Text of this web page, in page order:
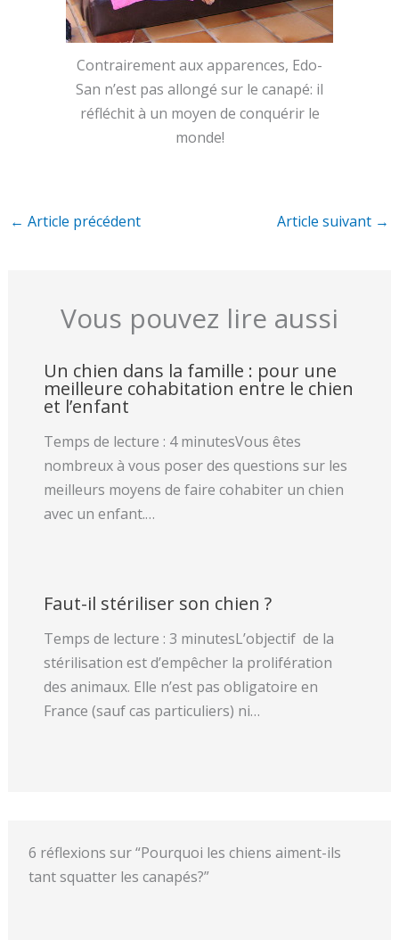
Contrairement aux apparences, Edo-
San n’est pas allongé sur le canapé: il
réfléchit à un moyen de conquérir le
monde!
← Article précédent Article suivant →
Vous pouvez lire aussi
Un chien dans la famille : pour une
meilleure cohabitation entre le chien
et l’enfant
Temps de lecture : 4 minutesVous êtes
nombreux à vous poser des questions sur les
meilleurs moyens de faire cohabiter un chien
avec un enfant.…
Faut-il stériliser son chien ?
Temps de lecture : 3 minutesL’objectif de la
stérilisation est d’empêcher la prolifération
des animaux. Elle n’est pas obligatoire en
France (sauf cas particuliers) ni…
6 réflexions sur “Pourquoi les chiens aiment-ils
tant squatter les canapés?”